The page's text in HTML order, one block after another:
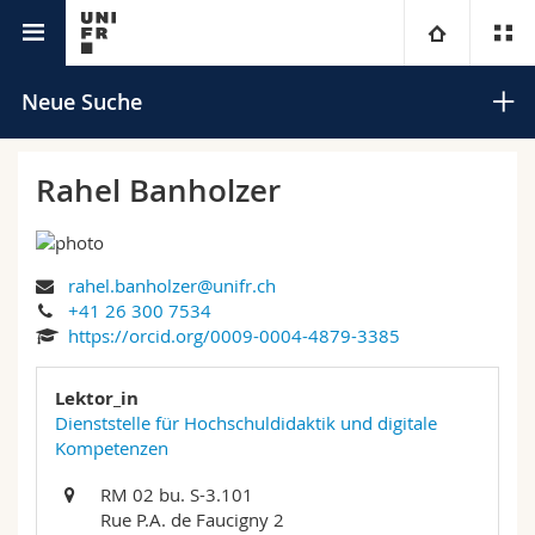
Universität
Campus
Forschung
Weiterbildung
Rechtswissenschaftliche Fak.
Philosophische Fak.
Fak. für Erziehungs- und Bildungswissenschaften
Informationen für
Studieninteressierte
Medien
Forschende
Ressourcen
Ortsplan
Bibliotheken
Neue Suche
Suchen
Rahel Banholzer
rahel.banholzer@unifr.ch
+41 26 300 7534
https://orcid.org/0009-0004-4879-3385
Lektor_in
Dienststelle für Hochschuldidaktik und digitale
Kompetenzen
RM 02 bu. S-3.101
Rue P.A. de Faucigny 2